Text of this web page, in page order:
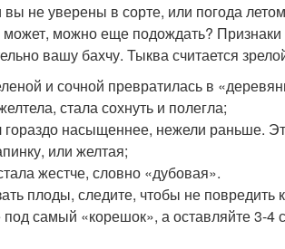
вы не уверены в сорте, или погода
можно еще подождать? Признаки
вашу бахчу. Тыква считается
и сочной превратилась в
стала сохнуть и полегла;
гораздо насыщеннее, нежели раньше.
или желтая;
жестче, словно «дубовая».
плоды, следите, чтобы не повредить
самый «корешок», а оставляйте 3-